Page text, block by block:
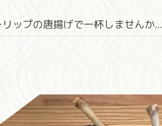
ップの唐揚げで一杯しませんか...